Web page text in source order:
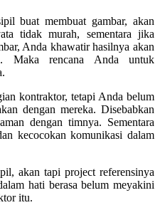
buat membuat gambar, akan
tidak murah, sementara jika
Anda khawatir hasilnya akan
Maka rencana Anda untuk
kontraktor, tetapi Anda belum
dengan mereka. Disebabkan
dengan timnya. Sementara
kecocokan komunikasi dalam
akan tapi project referensinya
hati berasa belum meyakini
itu.